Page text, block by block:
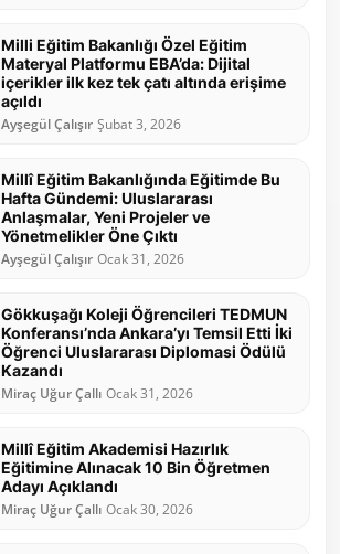
Milli Eğitim Bakanlığı Özel Eğitim
Materyal Platformu EBA’da: Dijital
içerikler ilk kez tek çatı altında erişime
açıldı
Ayşegül Çalışır Şubat 3, 2026
Millî Eğitim Bakanlığında Eğitimde Bu
Hafta Gündemi: Uluslararası
Anlaşmalar, Yeni Projeler ve
Yönetmelikler Öne Çıktı
Ayşegül Çalışır Ocak 31, 2026
Gökkuşağı Koleji Öğrencileri TEDMUN
Konferansı’nda Ankara’yı Temsil Etti İki
Öğrenci Uluslararası Diplomasi Ödülü
Kazandı
Miraç Uğur Çallı Ocak 31, 2026
Millî Eğitim Akademisi Hazırlık
Eğitimine Alınacak 10 Bin Öğretmen
Adayı Açıklandı
Miraç Uğur Çallı Ocak 30, 2026